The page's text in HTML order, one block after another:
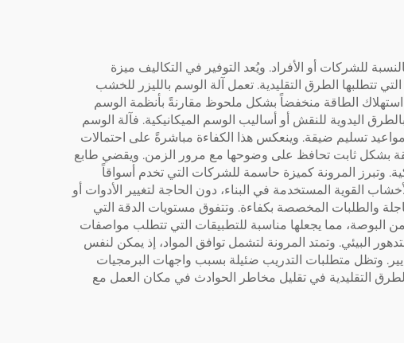
للشركات أو الأفراد. ويُعد التوفير في التكاليف ميزة
تتطلبها الطرق التقليدية. تعمل آلة الوسم بالليزر للخشب
الطاقة منخفضاً بشكل ملحوظ مقارنةً بأنظمة الوسم
اليدوية للنقش أو أساليب الوسم الميكانيكية. فآلة الوسم
تسليم ضيقة. وينعكس هذا الكفاءة مباشرةً على احتمالات
بشكل ثابت تحافظ على وضوحها مع مرور الزمن. ويقضي طابع
وتبرز المرونة كميزة حاسمة للشركات التي تخدم أسواقاً
القوية المستخدمة في البناء، دون الحاجة لتغيير الأدوات أو
والطلبات المخصصة بكفاءة. وتتفوق مستويات الدقة التي
البوصة، مما يجعلها مناسبة للتطبيقات التي تتطلب مواصفات
البيئي. وتمتد المرونة لتشمل توافق المواد، إذ يمكن لنفس
وتظل متطلبات التدريب ضئيلة بسبب واجهات البرمجيات
التقليدية في تقليل مخاطر الحوادث في مكان العمل مع